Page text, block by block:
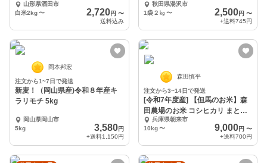
庄内産
山形県酒田市
白米2kg〜 2,720円 〜
送料込み
秋田県湯沢市
1袋２㎏ 〜 2,500円 〜
+送料745円
岡本邦宏
注文から1~7日で発送
新麦！（岡山県産)令和８年産キ
ラリモチ 5kg
岡山県岡山市
5kg
3,580円
+送料1,150円
森田慎平
注文から3~14日で発送
[令和7年度産] 【但馬のお米】森
田農場のお米 コシヒカリ まとめ
買いサイズ
兵庫県朝来市
10kg 〜 9,000円 〜
+送料700円